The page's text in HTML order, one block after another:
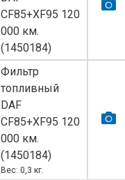
СF85+XF95 120
000 км.
(1450184)
Фильтр
топливный
DAF
СF85+XF95 120
000 км.
(1450184)
Вес: 0,3 кг.